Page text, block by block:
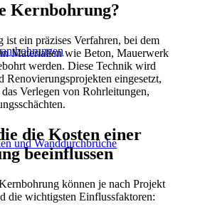
und Wanddurchbrüche
Kernbohrung?
ist ein präzises Verfahren, bei dem
Materialien wie Beton, Mauerwerk
werden. Diese Technik wird
Renovierungsprojekten eingesetzt,
Verlegen von Rohrleitungen,
die Kosten einer
beeinflussen
können je nach Projekt
die wichtigsten Einflussfaktoren: